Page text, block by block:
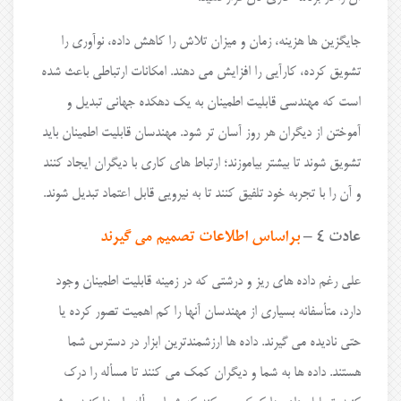
جایگزین ها هزینه، زمان و میزان تلاش را کاهش داده، نوآوری را
تشویق کرده، کارآیی را افزایش می دهند. امکانات ارتباطی باعث شده
است که مهندسی قابلیت اطمینان به یک دهکده جهانی تبدیل و
آموختن از دیگران هر روز آسان تر شود. مهندسان قابلیت اطمینان باید
تشویق شوند تا بیشتر بیاموزند؛ ارتباط های کاری با دیگران ایجاد کنند
و آن را با تجربه خود تلفیق کنند تا به نیرویی قابل اعتماد تبدیل شوند.
عادت ۴ – براساس اطلاعات تصمیم می گیرند
علی رغم داده های ریز و درشتی که در زمینه قابلیت اطمینان وجود
دارد، متأسفانه بسیاری از مهندسان آنها را کم اهمیت تصور کرده یا
حتی نادیده می گیرند. داده ها ارزشمندترین ابزار در دسترس شما
هستند. داده ها به شما و دیگران کمک می کنند تا مسأله را درک